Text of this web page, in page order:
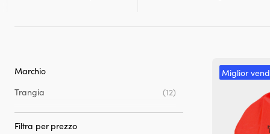
Marchio
Trangia
(12)
Filtra per prezzo
Miglior